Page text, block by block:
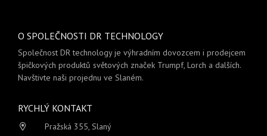
O SPOLEČNOSTI DR TECHNOLOGY
Společnost DR technology je výhradním dovozcem i prodejcem
špičkových produktů světových značek Trumpf, Lorch a dalších.
Navštivte naši projednu ve Slaném.
RYCHLÝ KONTAKT
Pražská 355, Slaný